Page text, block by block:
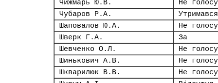
Чижмарь Ю.В.
Не
Чубаров Р.А.
Утримався
Шаповалов Ю.А.
Не
Шверк Г.А.
За
Шевченко О.Л.
Не
Шинькович А.В.
Не
Шкварилюк В.В.
Не